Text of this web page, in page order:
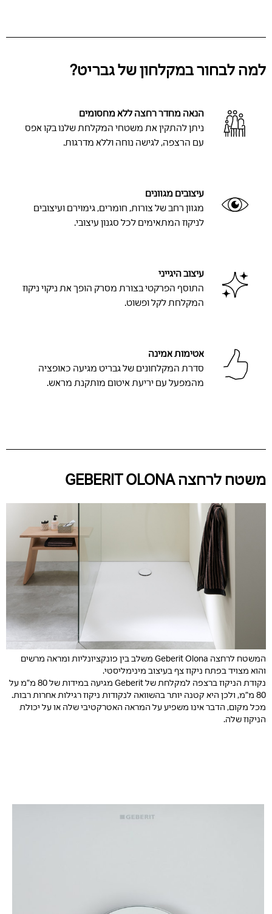
למה לבחור במקלחון של גבריט?
הנאה מחדר רחצה ללא מחסומים
ניתן להתקין את משטחי המקלחת שלנו בקו אפס
עם הרצפה, לגישה נוחה וללא מדרגות.
עיצובים מגוונים
מגוון רחב של צורות, חומרים, גימוירם ועיצובים
לניקוז המתאימים לכל סגנון עיצובי.
עיצוב היגייני
התוסף הפרקטי בצורת מסרק הופך את ניקוי ניקוז
המקלחת לקל ופשוט.
אטימות אמינה
סדרת המקלחונים של גבריט מגיעה כאופציה
מהמפעל עם יריעת איטום מותקנת מראש.
משטח לרחצה GEBERIT OLONA
המשטח לרחצה Geberit Olona משלב בין פונקציונליות ומראה מרשים
והוא מצויד בפתח ניקוז צף בעיצוב מינימליסטי.
נקודת הניקוז ברצפה למקלחת של Geberit מגיעה במידות של 80 מ”מ על
80 מ”מ, ולכן היא קטנה יותר בהשוואה לנקודות ניקוז רגילות אחרות רבות.
מכל מקום, הדבר אינו משפיע על המראה האטרקטיבי שלה או על יכולת
הניקוז שלה.